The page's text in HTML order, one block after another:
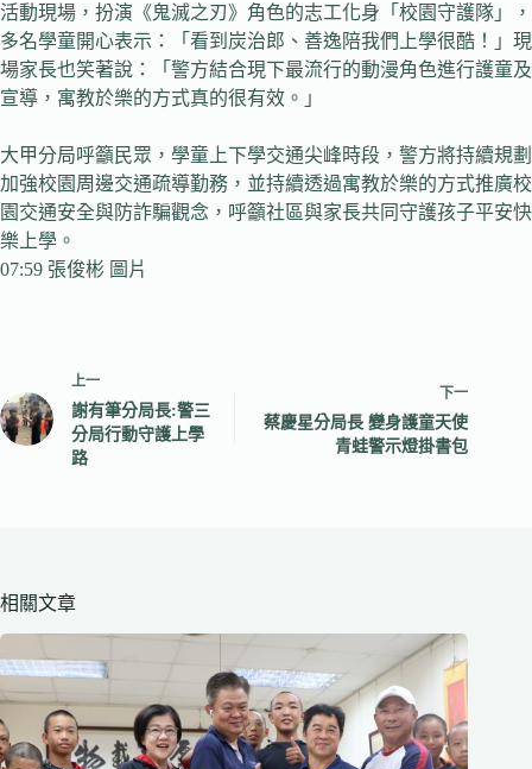
活動現場，扮演《鬼滅之刃》角色的志工化身「校園守護隊」，
多名學童開心表示：「看到炭治郎、善逸陪我們上學很酷！」現
場家長也笑著說：「警方結合現下最流行的動漫角色進行護童及
宣導，寓教於樂的方式真的很有效。」
大甲分局呼籲民眾，學童上下學交通尖峰時段，警方將持續規劃
加強校園周邊交通疏導勤務，並持續透過寓教於樂的方式推廣校
園交通安全與防詐騙觀念，呼籲社區與家長共同守護孩子平安快
樂上學。
07:59 張俊彬 圖片
上一
謝有筆分局長:警三
分局行動守護上學
路
下一
蔡慶星分局長 變身護童天使
青蛙警示燈掛書包
相關文章